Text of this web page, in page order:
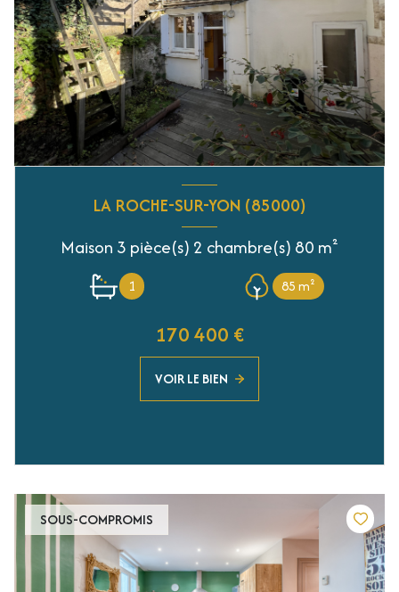
LA ROCHE-SUR-YON (85000)
Maison 3 pièce(s) 2 chambre(s) 80 m²
1 85 m²
170 400 €
VOIR LE BIEN
SOUS-COMPROMIS